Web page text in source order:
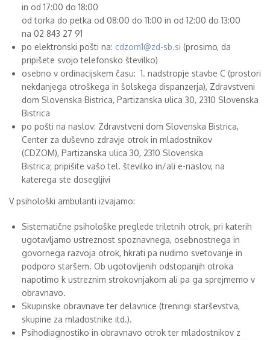
in od 17:00 do 18:00
od torka do petka od 08:00 do 11:00 in od 12:00 do 13:00
na 02 843 27 91
po elektronski pošti na: cdzom1@zd-sb.si (prosimo, da
pripišete svojo telefonsko številko)
osebno v ordinacijskem času: 1. nadstropje stavbe C (prostori
nekdanjega otroškega in šolskega dispanzerja), Zdravstveni
dom Slovenska Bistrica, Partizanska ulica 30, 2310 Slovenska
Bistrica
po pošti na naslov: Zdravstveni dom Slovenska Bistrica,
Center za duševno zdravje otrok in mladostnikov
(CDZOM), Partizanska ulica 30, 2310 Slovenska
Bistrica; pripišite vašo tel. številko in/ali e-naslov, na
katerega ste dosegljivi
V psihološki ambulanti izvajamo:
Sistematične psihološke preglede triletnih otrok, pri katerih
ugotavljamo ustreznost spoznavnega, osebnostnega in
govornega razvoja otrok, hkrati pa nudimo svetovanje in
podporo staršem. Ob ugotovljenih odstopanjih otroka
napotimo k ustreznim strokovnjakom ali pa ga sprejmemo v
obravnavo.
Skupinske obravnave ter delavnice (treningi starševstva,
skupine za mladostnike itd.).
Psihodiagnostiko in obravnavo otrok ter mladostnikov z